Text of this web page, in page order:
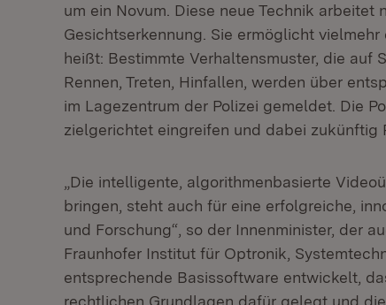
um ein Novum. Diese neue Technik
Gesichtserkennung. Sie ermöglicht
heißt: Bestimmte Verhaltensmuster, die auf
Rennen, Treten, Hinfallen, werden über
im Lagezentrum der Polizei gemeldet. Die
zielgerichtet eingreifen und dabei zukünftig
„Die intelligente, algorithmenbasierte
bringen, steht auch für eine erfolgreiche,
und Forschung“, so der Innenminister, der
Fraunhofer Institut für Optronik,
entsprechende Basissoftware entwickelt,
rechtlichen Grundlagen dafür gelegt und